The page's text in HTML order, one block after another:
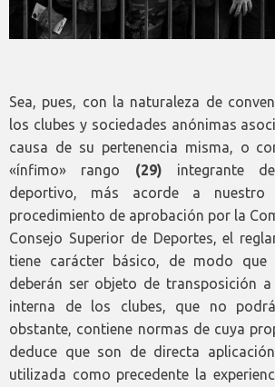
Sea, pues, con la naturaleza de
los clubes y sociedades anónimas
causa de su pertenencia misma, o
«ínfimo» rango (29) integrante
deportivo, más acorde a
procedimiento de aprobación por la
Consejo Superior de Deportes, el
tiene carácter básico, de modo que
deberán ser objeto de transposición
interna de los clubes, que no
obstante, contiene normas de cuya
deduce que son de directa
utilizada como precedente la